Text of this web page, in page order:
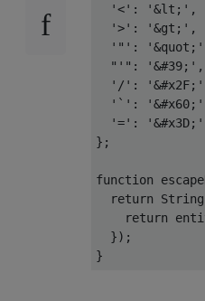
'<' : '&lt;' ,
'>' : '&gt;' ,
'"' : '&quot;'
"'" : '&#39;' ,
'/' : '&#x2F;'
'`' : '&#x60;'
'=' :
'&#x3D;'
};
function
return
String
return
});
}